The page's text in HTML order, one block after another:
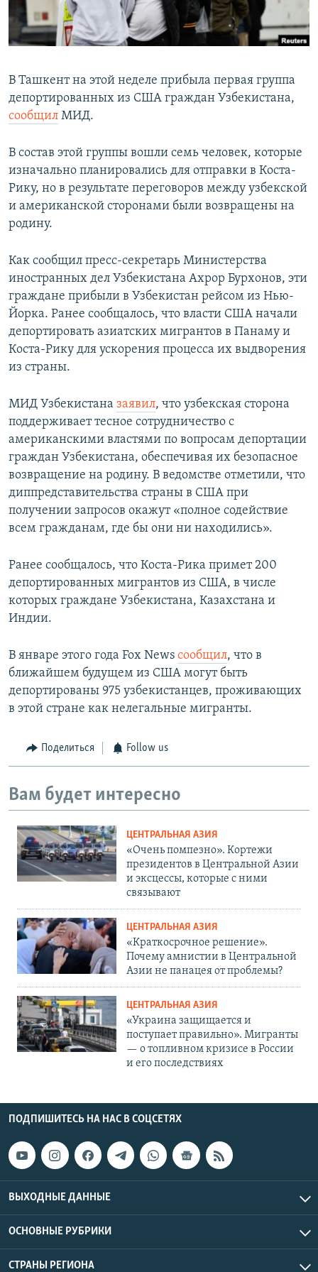
В Ташкент на этой неделе прибыла первая группа
депортированных из США граждан Узбекистана,
сообщил МИД.
В состав этой группы вошли семь человек, которые
изначально планировались для отправки в Коста-
Рику, но в результате переговоров между узбекской
и американской сторонами были возвращены на
родину.
Как сообщил пресс-секретарь Министерства
иностранных дел Узбекистана Ахрор Бурхонов, эти
граждане прибыли в Узбекистан рейсом из Нью-
Йорка. Ранее сообщалось, что власти США начали
депортировать азиатских мигрантов в Панаму и
Коста-Рику для ускорения процесса их выдворения
из страны.
МИД Узбекистана заявил, что узбекская сторона
поддерживает тесное сотрудничество с
американскими властями по вопросам депортации
граждан Узбекистана, обеспечивая их безопасное
возвращение на родину. В ведомстве отметили, что
диппредставительства страны в США при
получении запросов окажут «полное содействие
всем гражданам, где бы они ни находились».
Ранее сообщалось, что Коста-Рика примет 200
депортированных мигрантов из США, в числе
которых граждане Узбекистана, Казахстана и
Индии.
В январе этого года Fox News сообщил, что в
ближайшем будущем из США могут быть
депортированы 975 узбекистанцев, проживающих
в этой стране как нелегальные мигранты.
Поделиться Follow us
Вам будет интересно
ЦЕНТРАЛЬНАЯ АЗИЯ
«Очень помпезно». Кортежи
президентов в Центральной Азии
и эксцессы, которые с ними
связывают
ЦЕНТРАЛЬНАЯ АЗИЯ
«Краткосрочное решение».
Почему амнистии в Центральной
Азии не панацея от проблемы?
ЦЕНТРАЛЬНАЯ АЗИЯ
«Украина защищается и
поступает правильно». Мигранты
— о топливном кризисе в России
и его последствиях
ПОДПИШИТЕСЬ НА НАС В СОЦСЕТЯХ
ВЫХОДНЫЕ ДАННЫЕ
ОСНОВНЫЕ РУБРИКИ
СТРАНЫ РЕГИОНА